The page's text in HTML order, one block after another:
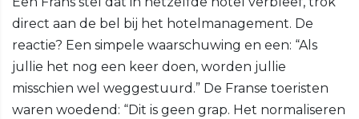
direct aan de bel bij het hotelmanagement. De
reactie? Een simpele waarschuwing en een: “Als
jullie het nog een keer doen, worden jullie
misschien wel weggestuurd.” De Franse toeristen
waren woedend: “Dit is geen grap. Het normaliseren